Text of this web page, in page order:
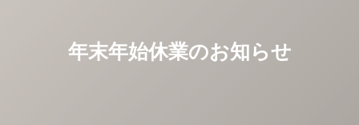
年末年始休業のお知らせ